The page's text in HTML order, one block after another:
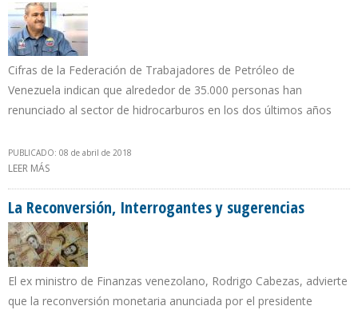
Cifras de la Federación de Trabajadores de Petróleo de
Venezuela indican que alrededor de 35.000 personas han
renunciado al sector de hidrocarburos en los dos últimos años
PUBLICADO: 08 de abril de 2018
LEER MÁS
La Reconversión, Interrogantes y sugerencias
El ex ministro de Finanzas venezolano, Rodrigo Cabezas, advierte
que la reconversión monetaria anunciada por el presidente